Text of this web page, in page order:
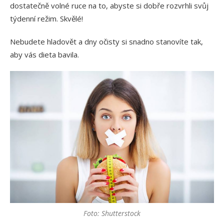
dostatečně volné ruce na to, abyste si dobře rozvrhli svůj
týdenní režim. Skvělé!
Nebudete hladovět a dny očisty si snadno stanovíte tak,
aby vás dieta bavila.
Foto: Shutterstock